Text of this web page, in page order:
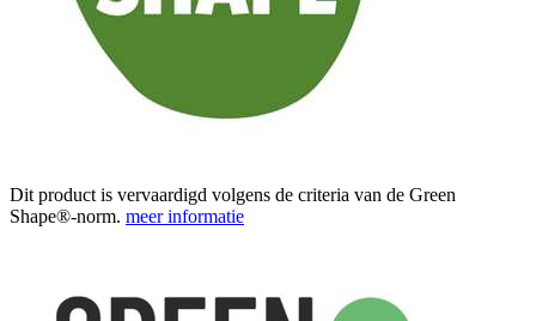
Dit product is vervaardigd volgens de criteria van de Green
Shape®-norm. meer informatie